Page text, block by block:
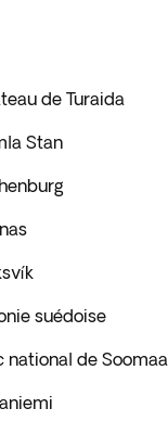
de Turaida
Stan
suédoise
national de Soomaa